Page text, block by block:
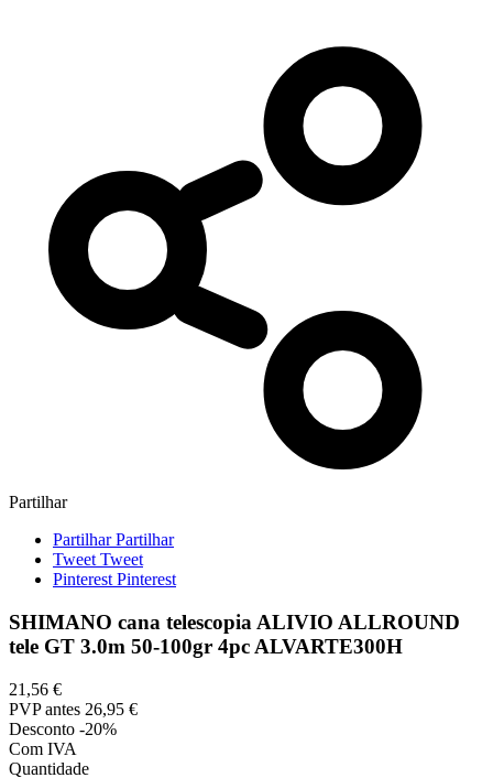
Partilhar
PartilharPartilhar
Tweet Tweet
Pinterest Pinterest
SHIMANO cana telescopia ALIVIO ALLROUND
tele GT 3.0m 50-100gr 4pc ALVARTE300H
21,56 €
PVP antes 26,95 €
Desconto -20%
Com IVA
Quantidade